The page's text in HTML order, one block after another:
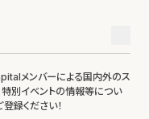
メンバーによる国内外のス
別イベントの情報等につい
録ください！